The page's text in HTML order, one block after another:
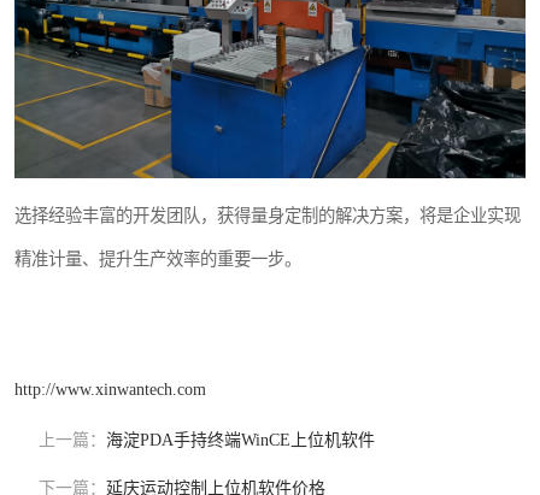
选择经验丰富的开发团队，获得量身定制的解决方案，将是企业实现
精准计量、提升生产效率的重要一步。
http://www.xinwantech.com
上一篇： 海淀PDA手持终端WinCE上位机软件
下一篇： 延庆运动控制上位机软件价格